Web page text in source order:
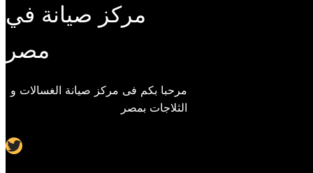
مركز صيانة في
مصر
مرحبا بكم فى مركز صيانة الغسالات و
الثلاجات بمصر
Twitter